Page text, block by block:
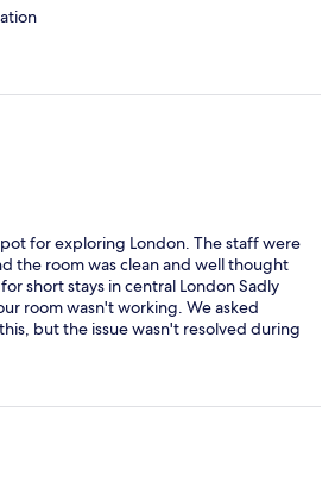
for exploring London. The staff were
the room was clean and well thought
short stays in central London Sadly
room wasn't working. We asked
but the issue wasn't resolved during